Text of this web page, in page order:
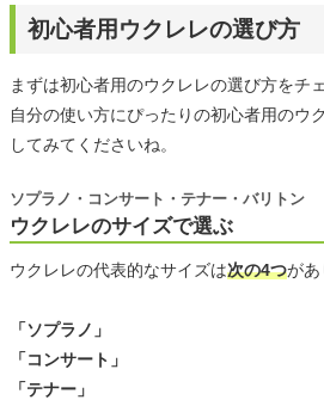
初心者用ウクレレの選び方
まずは初心者用のウクレレの選び方をチ
自分の使い方にぴったりの初心者用のウ
してみてくださいね。
ウクレレのサイズで選ぶ
ソプラノ・コンサート・テナー・バリトン
ウクレレの代表的なサイズは次の4つがあ
「ソプラノ」
「コンサート」
「テナー」